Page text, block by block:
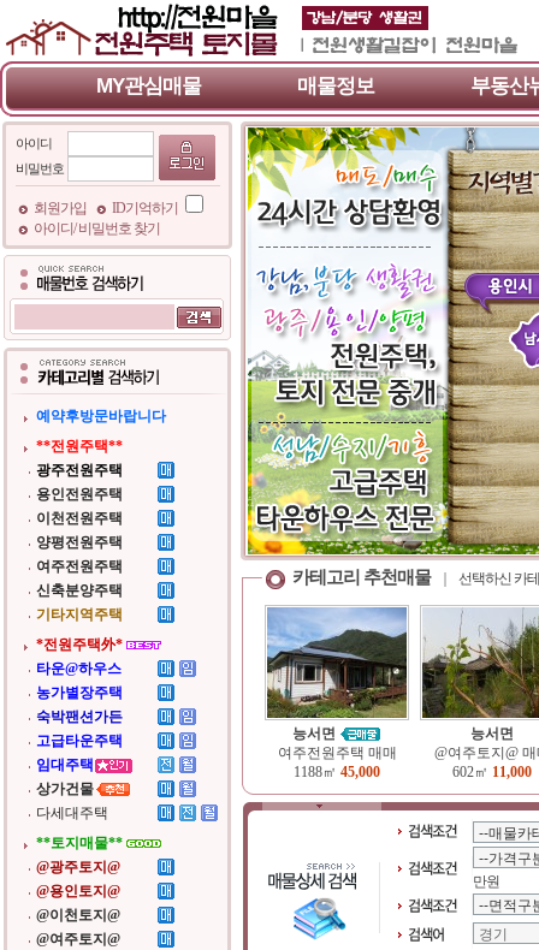
MY관심매물 매물정보 부동산
아이디
비밀번호
회원가입
ID기억하기
아이디/ 비밀번호 찾기
예약후방문바랍니다
**전원주택**
광주전원주택
용인전원주택
이천전원주택
양평전원주택
여주전원주택
신축분양주택
기타지역주택
*전원주택外*
타운@하우스
농가별장주택
숙박팬션가든
고급타운주택
임대주택
상가건물
다세대주택
**토지매물**
@광주토지@
@용인토지@
@이천토지@
@여주토지@
카테고리 추천매물 선택하신 카
능서면
여주전원주택 매매
1188㎡ 45,000
능서면
@여주토지@ 매
602㎡ 11,000
만원